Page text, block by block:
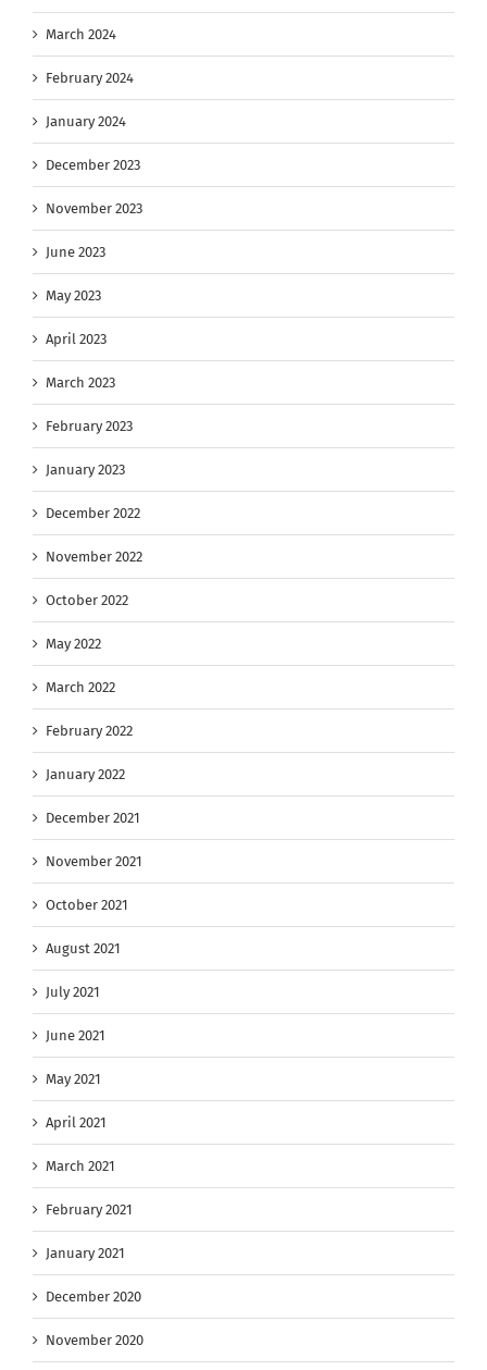
March 2024
February 2024
January 2024
December 2023
November 2023
June 2023
May 2023
April 2023
March 2023
February 2023
January 2023
December 2022
November 2022
October 2022
May 2022
March 2022
February 2022
January 2022
December 2021
November 2021
October 2021
August 2021
July 2021
June 2021
May 2021
April 2021
March 2021
February 2021
January 2021
December 2020
November 2020